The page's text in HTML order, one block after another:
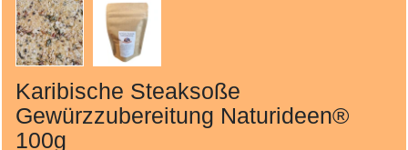
Karibische Steaksoße
Gewürzzubereitung Naturideen®
100g